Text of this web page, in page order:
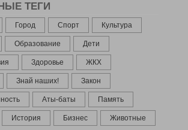
ТЕГИ
Город Спорт Культура
Образование Дети
Здоровье ЖКХ
Знай наших! Закон
Аты-баты Память
История Бизнес Животные